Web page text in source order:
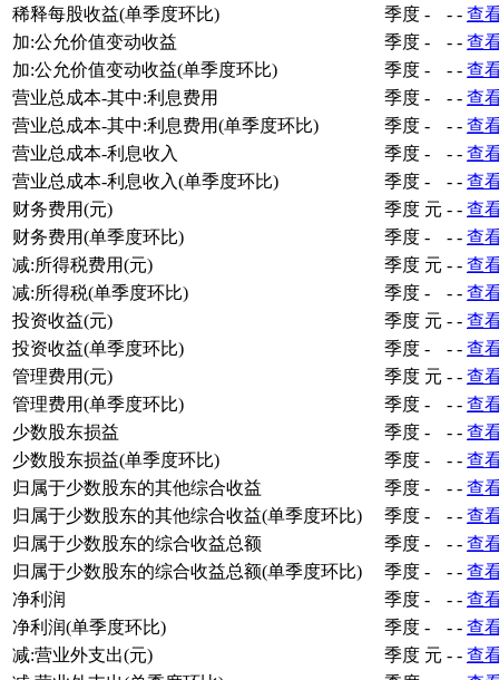
稀释每股收益(单季度环比)
季度 - - - 查
加:公允价值变动收益
季度 - - - 查
加:公允价值变动收益(单季度环比)
季度 - - - 查
营业总成本-其中:利息费用
季度 - - - 查
营业总成本-其中:利息费用(单季度环比)
季度 - - - 查
营业总成本-利息收入
季度 - - - 查
营业总成本-利息收入(单季度环比)
季度 - - - 查
财务费用(元)
季度 元 - - 查
财务费用(单季度环比)
季度 - - - 查
减:所得税费用(元)
季度 元 - - 查
减:所得税(单季度环比)
季度 - - - 查
投资收益(元)
季度 元 - - 查
投资收益(单季度环比)
季度 - - - 查
管理费用(元)
季度 元 - - 查
管理费用(单季度环比)
季度 - - - 查
少数股东损益
季度 - - - 查
少数股东损益(单季度环比)
季度 - - - 查
归属于少数股东的其他综合收益
季度 - - - 查
归属于少数股东的其他综合收益(单季度环比)
季度 - - - 查
归属于少数股东的综合收益总额
季度 - - - 查
归属于少数股东的综合收益总额(单季度环比)
季度 - - - 查
净利润
季度 - - - 查
净利润(单季度环比)
季度 - - - 查
减:营业外支出(元)
季度 元 - - 查